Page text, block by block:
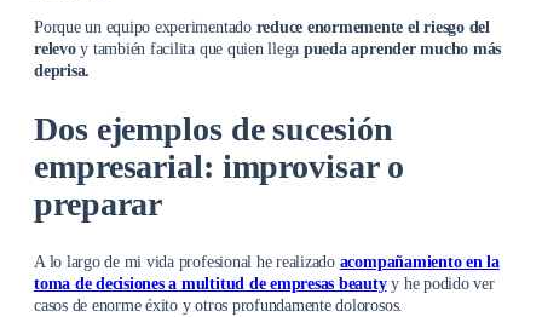
Porque un equipo experimentado reduce enormemente el riesgo del
relevoy también facilita que quien llega pueda aprender mucho más
deprisa.
Dos ejemplos de sucesión
empresarial: improvisar o
preparar
A lo largo de mi vida profesional he realizado acompañamiento en la
toma de decisiones a multitud de empresas beautyy he podido ver
casos de enorme éxito y otros profundamente dolorosos.